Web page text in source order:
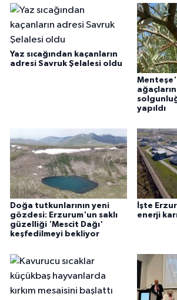
Yaz sıcağından kaçanların
adresi Savruk Şelalesi oldu
yapıldı
Doğa tutkunlarının yeni
gözdesi: Erzurum'un saklı
güzelliği 'Mescit Dağı'
keşfedilmeyi bekliyor
İşte
enerji